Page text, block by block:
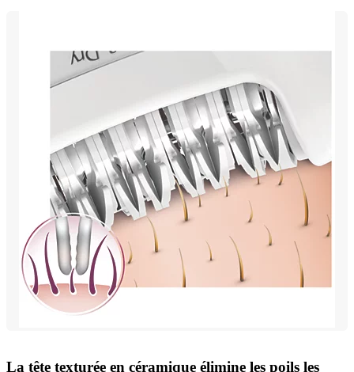
La tête texturée en céramique élimine les poils les